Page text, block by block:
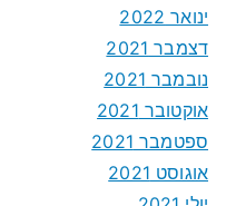
ינואר 2022
דצמבר 2021
נובמבר 2021
אוקטובר 2021
ספטמבר 2021
אוגוסט 2021